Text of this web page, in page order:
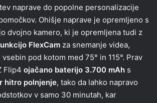
naprave do popolne personalizacije
Ohišje naprave je opremljeno s
dvojno kamero, ki je opremljena tudi z
FlexCam za snemanje videa,
pod kotom med 75° in 115°. Prav
Flip4 ojačano baterijo 3.700 mAh s
hitro polnjenje, tako da lahko napravo
v samo 30 minutah, kar